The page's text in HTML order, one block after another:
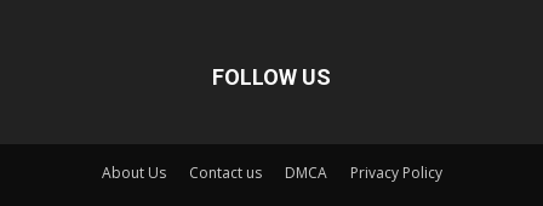
FOLLOW US
About Us Contact us DMCA Privacy Policy